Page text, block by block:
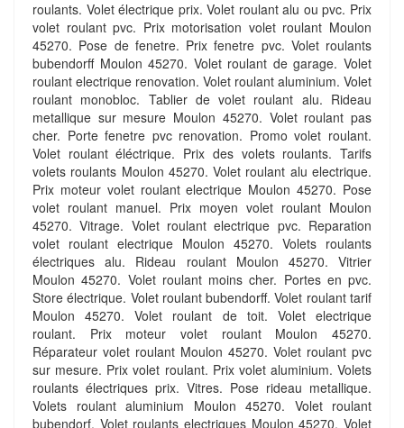
roulants. Volet électrique prix. Volet roulant alu ou pvc. Prix
volet roulant pvc. Prix motorisation volet roulant Moulon
45270. Pose de fenetre. Prix fenetre pvc. Volet roulants
bubendorff Moulon 45270. Volet roulant de garage. Volet
roulant electrique renovation. Volet roulant aluminium. Volet
roulant monobloc. Tablier de volet roulant alu. Rideau
metallique sur mesure Moulon 45270. Volet roulant pas
cher. Porte fenetre pvc renovation. Promo volet roulant.
Volet roulant éléctrique. Prix des volets roulants. Tarifs
volets roulants Moulon 45270. Volet roulant alu electrique.
Prix moteur volet roulant electrique Moulon 45270. Pose
volet roulant manuel. Prix moyen volet roulant Moulon
45270. Vitrage. Volet roulant electrique pvc. Reparation
volet roulant electrique Moulon 45270. Volets roulants
électriques alu. Rideau roulant Moulon 45270. Vitrier
Moulon 45270. Volet roulant moins cher. Portes en pvc.
Store électrique. Volet roulant bubendorff. Volet roulant tarif
Moulon 45270. Volet roulant de toit. Volet electrique
roulant. Prix moteur volet roulant Moulon 45270.
Réparateur volet roulant Moulon 45270. Volet roulant pvc
sur mesure. Prix volet roulant. Prix volet aluminium. Volets
roulants électriques prix. Vitres. Pose rideau metallique.
Volets roulant aluminium Moulon 45270. Volet roulant
bubendorf. Volet roulants electriques Moulon 45270. Volet